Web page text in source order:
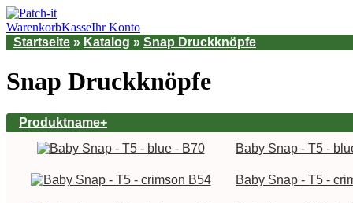
WarenkorbKasseIhr Konto
Startseite » Katalog » Snap Druckknöpfe
Snap Druckknöpfe
Produktname+
Baby Snap - T5 -
Baby Snap - T5 -